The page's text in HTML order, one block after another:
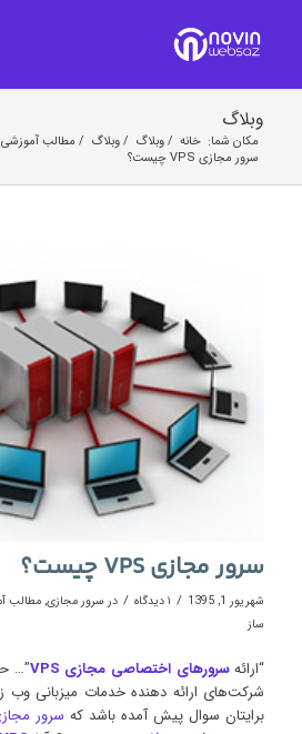
وبلاگ
مکان شما: خانه / وبلاگ / وبلاگ / مطالب آموزشی
سرور مجازی VPS چیست؟
سرور مجازی VPS چیست؟
شهریور 1, 1395 / ۱ دیدگاه / در سرور مجازی, مطالب
ساز
“ارائهسرورهای اختصاصی مجازی VPS
”…
شرکت‌های ارائه دهنده خدمات میزبانی وب
برایتان سوال پیش آمده باشد که سرور